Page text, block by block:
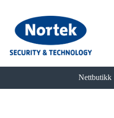
innholdet
Nettbutikk